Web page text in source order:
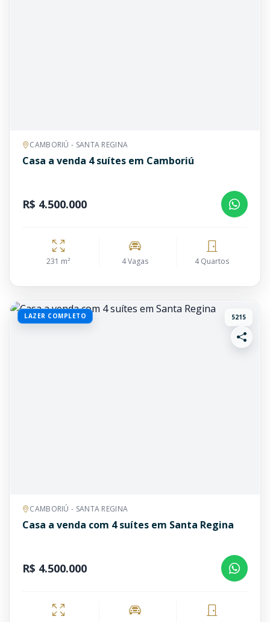
CAMBORIÚ - SANTA REGINA
Casa a venda 4 suítes em Camboriú
R$ 4.500.000
231 m² 4 Vagas 4 Quartos
LAZER COMPLETO 5215
CAMBORIÚ - SANTA REGINA
Casa a venda com 4 suítes em Santa Regina
R$ 4.500.000